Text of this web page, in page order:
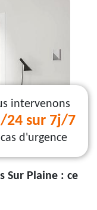
intervenons
24 sur 7j/7
d'urgence
Sur Plaine : ce